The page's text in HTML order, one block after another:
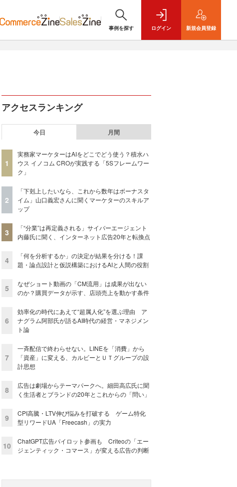
事例を探す ログイン 新規会員登録
アクセスランキング
今日 月間
1
実務家マーケターはAIをどこでどう使う？積水ハ
ウス イノコム CROが実践する「5Sフレームワー
ク」
2
「下剋上したいなら、これから数年はボーナスタ
イム」山口義宏さんに聞くマーケターのスキルア
ップ
3
「“分業”は再定義される」サイバーエージェント
内藤氏に聞く、インターネット広告20年と転換点
4
「何を分析するか」の決定が結果を分ける！課
題・論点設計と仮説構築におけるAIと人間の役割
5
なぜショート動画の「CM流用」は成果が出ない
のか？購買データが示す、店頭売上を動かす条件
6
効率化の時代にあえて“超属人化”を選ぶ理由 ア
ナグラム阿部氏が語るAI時代の経営・マネジメン
ト論
7
一斉配信で終わらせない。LINEを「消費」から
「資産」に変える、カルビーとＵＴグループの設
計思想
8
広告は劇場からテーマパークへ。細田高広氏に聞
く生活者とブランドの20年とこれからの「問い」
9
CPI高騰・LTV伸び悩みを打破する ゲーム特化
型リワードUA「Freecash」の実力
10
ChatGPT広告パイロット参画も Criteoの「エー
ジェンティック・コマース」が変える広告の判断